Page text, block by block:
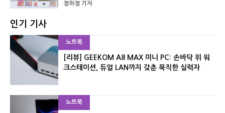
정하정 기자
인기 기사
노트북
[리뷰] GEEKOM A8 MAX 미니 PC: 손바닥 위 워
크스테이션, 듀얼 LAN까지 갖춘 묵직한 실력자
노트북